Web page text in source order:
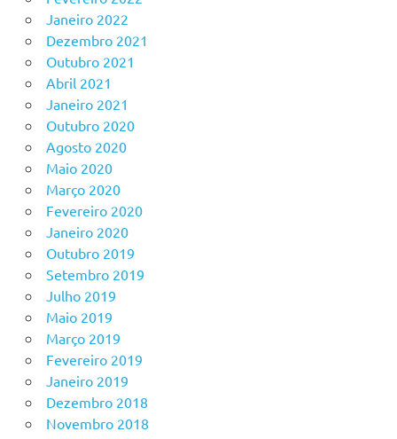
Janeiro 2022
Dezembro 2021
Outubro 2021
Abril 2021
Janeiro 2021
Outubro 2020
Agosto 2020
Maio 2020
Março 2020
Fevereiro 2020
Janeiro 2020
Outubro 2019
Setembro 2019
Julho 2019
Maio 2019
Março 2019
Fevereiro 2019
Janeiro 2019
Dezembro 2018
Novembro 2018